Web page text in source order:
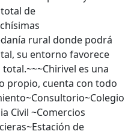
de
rural donde podrá
su entorno favorece
es una
propio, cuenta con todo
Civil ~Comercios
de